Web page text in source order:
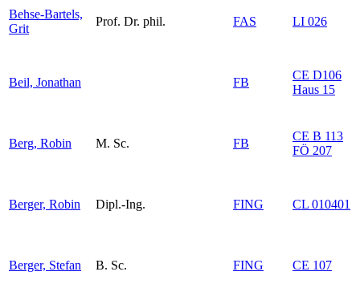
Behse-Bartels,
Grit
Prof. Dr. phil. FAS LI 026
Beil, Jonathan FB
CE D106
Haus 15
Berg, Robin M. Sc. FB
CE B 113
FÖ 207
Berger, Robin Dipl.-Ing. FING CL 010401
Berger, Stefan B. Sc. FING CE 107